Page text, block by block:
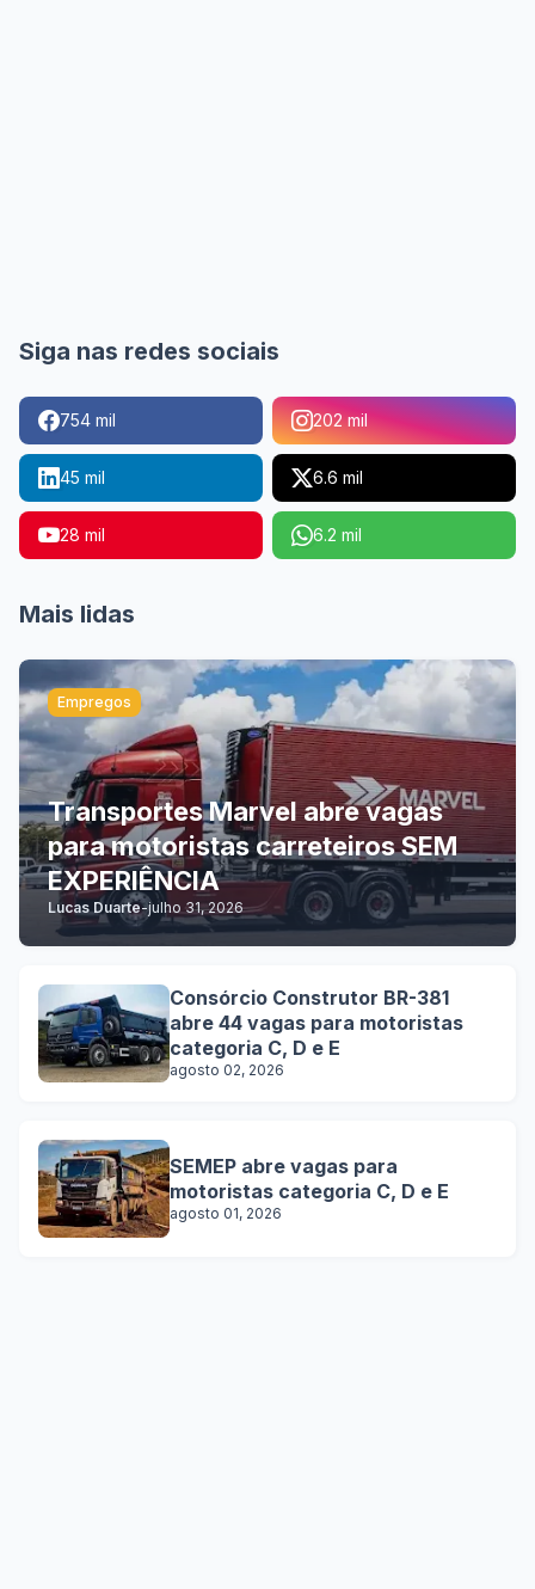
Siga nas redes sociais
754 mil 202 mil
45 mil 6.6 mil
28 mil 6.2 mil
Mais lidas
Empregos
Transportes Marvel abre vagas
para motoristas carreteiros SEM
EXPERIÊNCIA
Lucas Duarte-julho 31, 2026
Consórcio Construtor BR-381
abre 44 vagas para motoristas
categoria C, D e E
agosto 02, 2026
SEMEP abre vagas para
motoristas categoria C, D e E
agosto 01, 2026